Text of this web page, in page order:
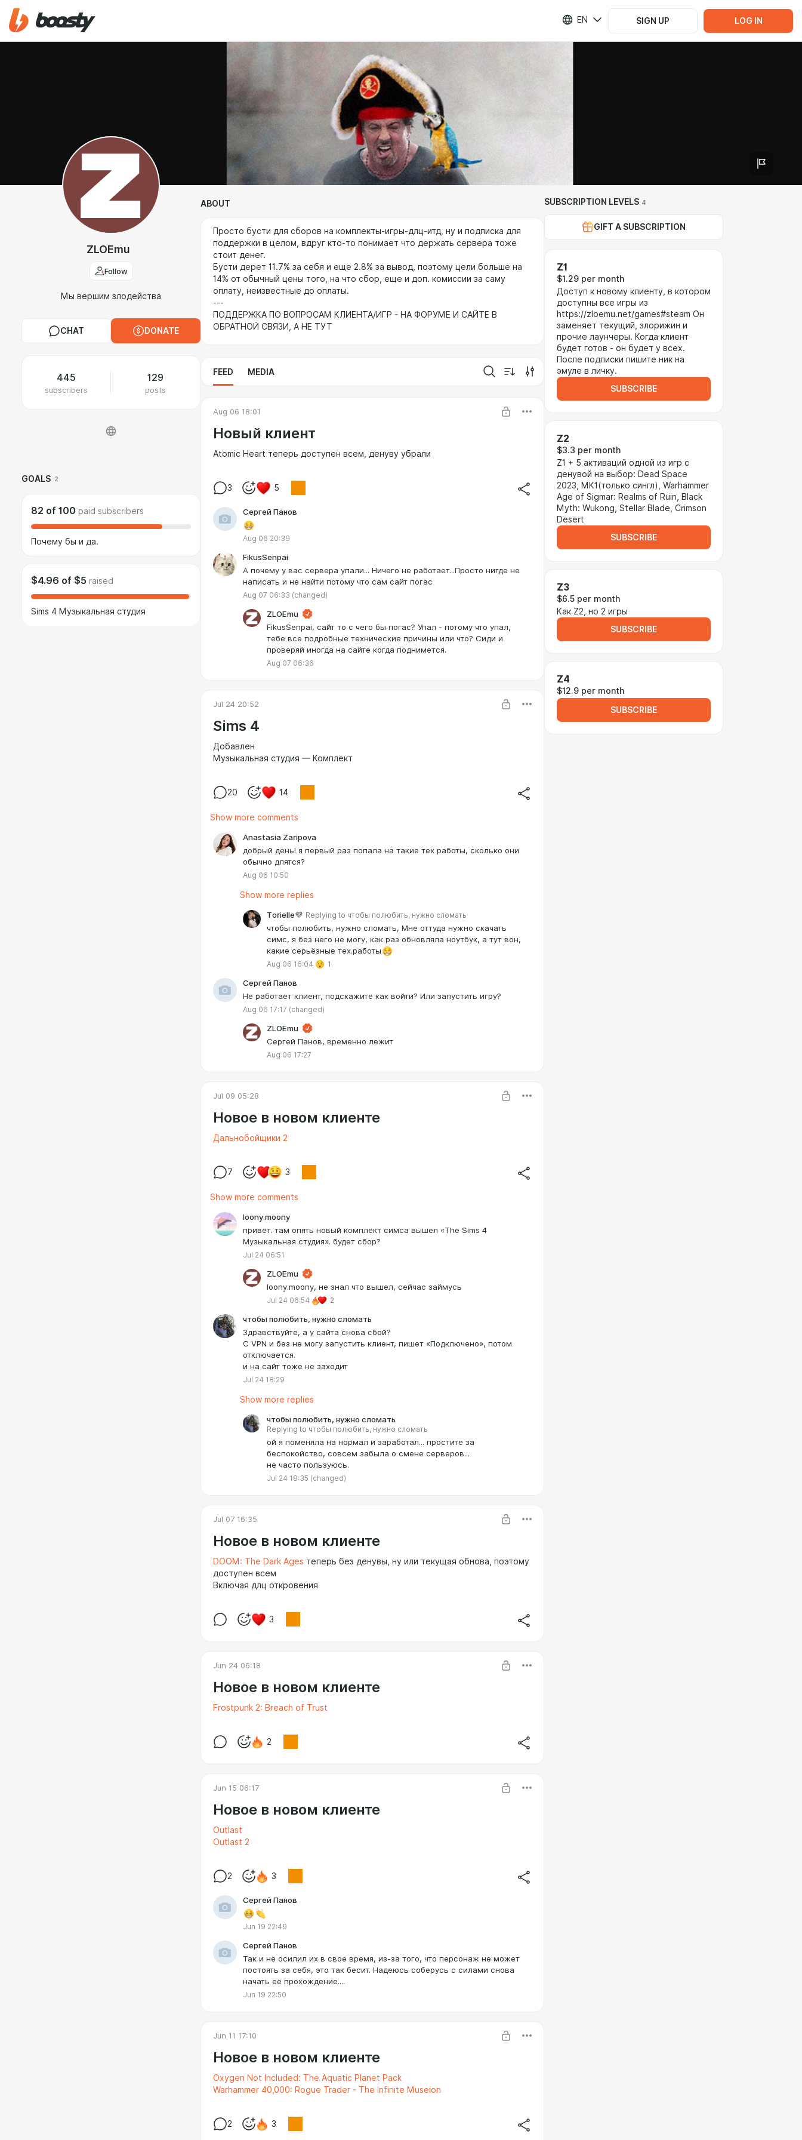
EN SIGN UP LOG IN
ZLOEmu
Follow
Мы вершим злодейства
CHAT DONATE
445
subscribers
129
posts
GOALS 2
82 of 100 paid subscribers
Почему бы и да.
$4.96 of $5 raised
Sims 4 Музыкальная студия
ABOUT
Просто бусти для сборов на комплекты-игры-длц-итд, ну и подписка для
поддержки в целом, вдруг кто-то понимает что держать сервера тоже
стоит денег.
Бусти дерет 11.7% за себя и еще 2.8% за вывод, поэтому цели больше на
14% от обычный цены того, на что сбор, еще и доп. комиссии за саму
оплату, неизвестные до оплаты.
---
ПОДДЕРЖКА ПО ВОПРОСАМ КЛИЕНТА/ИГР - НА ФОРУМЕ И САЙТЕ В
ОБРАТНОЙ СВЯЗИ, А НЕ ТУТ
FEED MEDIA
Aug 06 18:01
Новый клиент
Atomic Heart теперь доступен всем, денуву убрали
3 5
Сергей Панов
Aug 06 20:39
FikusSenpai
А почему у вас сервера упали... Ничего не работает...Просто нигде не
написать и не найти потому что сам сайт погас
Aug 07 06:33 (changed)
ZLOEmu
FikusSenpai, сайт то с чего бы погас? Упал - потому что упал,
тебе все подробные технические причины или что? Сиди и
проверяй иногда на сайте когда поднимется.
Aug 07 06:36
Jul 24 20:52
Sims 4
Добавлен
Музыкальная студия — Комплект
20 14
Show more comments
Anastasia Zaripova
добрый день! я первый раз попала на такие тех работы, сколько они
обычно длятся?
Aug 06 10:50
Show more replies
Тorielle💜 Replying to чтобы полюбить, нужно сломать
чтобы полюбить, нужно сломать, Мне оттуда нужно скачать
симс, я без него не могу, как раз обновляла ноутбук, а тут вон,
какие серьёзные тех.работы
Aug 06 16:04 1
Сергей Панов
Не работает клиент, подскажите как войти? Или запустить игру?
Aug 06 17:17 (changed)
ZLOEmu
Сергей Панов, временно лежит
Aug 06 17:27
Jul 09 05:28
Новое в новом клиенте
Дальнобойщики 2
7 3
Show more comments
loony.moony
привет. там опять новый комплект симса вышел «The Sims 4
Музыкальная студия». будет сбор?
Jul 24 06:51
ZLOEmu
loony.moony, не знал что вышел, сейчас займусь
Jul 24 06:54 2
чтобы полюбить, нужно сломать
Здравствуйте, а у сайта снова сбой?
С VPN и без не могу запустить клиент, пишет «Подключено», потом
отключается.
и на сайт тоже не заходит
Jul 24 18:29
Show more replies
чтобы полюбить, нужно сломать
Replying to чтобы полюбить, нужно сломать
ой я поменяла на нормал и заработал... простите за
беспокойство, совсем забыла о смене серверов...
не часто пользуюсь.
Jul 24 18:35 (changed)
Jul 07 16:35
Новое в новом клиенте
DOOM: The Dark Ages теперь без денувы, ну или текущая обнова, поэтому
доступен всем
Включая длц откровения
3
Jun 24 06:18
Новое в новом клиенте
Frostpunk 2: Breach of Trust
2
Jun 15 06:17
Новое в новом клиенте
Outlast
Outlast 2
2 3
Сергей Панов
Jun 19 22:49
Сергей Панов
Так и не осилил их в свое время, из-за того, что персонаж не может
постоять за себя, это так бесит. Надеюсь соберусь с силами снова
начать её прохождение....
Jun 19 22:50
Jun 11 17:10
Новое в новом клиенте
Oxygen Not Included: The Aquatic Planet Pack
Warhammer 40,000: Rogue Trader - The Infinite Museion
2 3
SUBSCRIPTION LEVELS 4
GIFT A SUBSCRIPTION
Z1
$1.29 per month
Доступ к новому клиенту, в котором
доступны все игры из
https://zloemu.net/games#steam Он
заменяет текущий, злорижин и
прочие лаунчеры. Когда клиент
будет готов - он будет у всех.
После подписки пишите ник на
эмуле в личку.
SUBSCRIBE
Z2
$3.3 per month
Z1 + 5 активаций одной из игр с
денувой на выбор: Dead Space
2023, МК1(только сингл), Warhammer
Age of Sigmar: Realms of Ruin, Black
Myth: Wukong, Stellar Blade, Crimson
Desert
SUBSCRIBE
Z3
$6.5 per month
Как Z2, но 2 игры
SUBSCRIBE
Z4
$12.9 per month
SUBSCRIBE